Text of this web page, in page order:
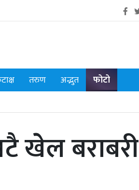
तरुण अद्भुत फोटो
खेल बराबरी